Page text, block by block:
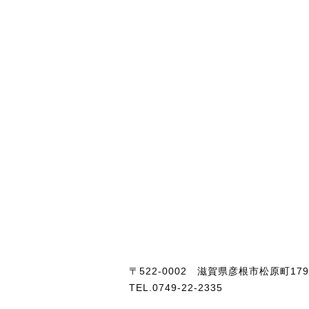
〒522-0002 滋賀県彦根市松原町
TEL.0749-22-2335